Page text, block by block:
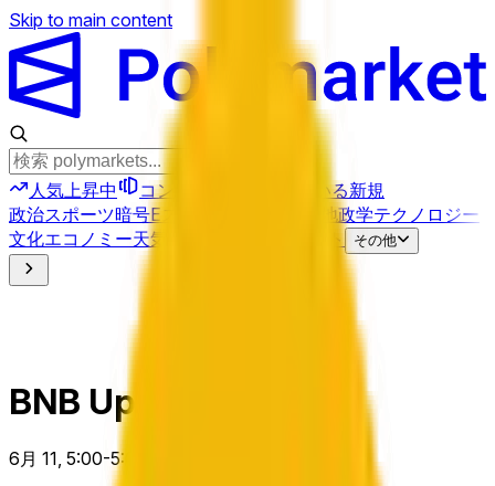
Skip to main content
人気上昇中 コンボ 壊れている新規
政治スポーツ暗号Eスポーツ 地政学テクノロジー
文化エコノミー天気 アート その他
BNB Up or Down 5 m
6月 11, 5:00-5:05 ET